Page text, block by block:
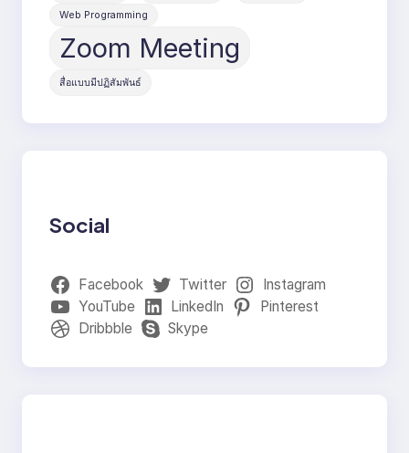
Web Programming
Zoom Meeting
สื่อแบบมีปฏิสัมพันธ์
Social
Facebook Twitter
Instagram
YouTube
LinkedIn
Pinterest
Dribbble
Skype